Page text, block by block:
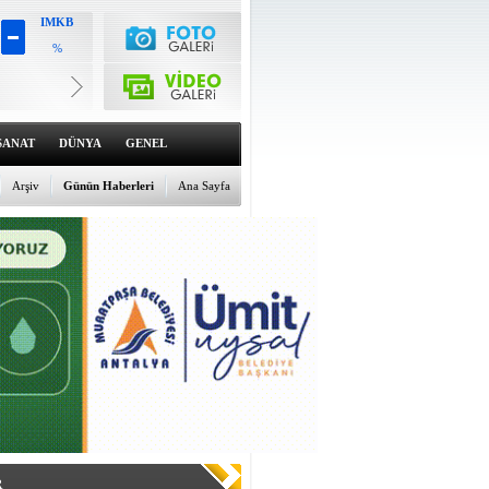
IMKB
%
6539.28
%0.73
Dolar
47.592
%0.02
Euro
55.0071
%-0.06
DÜNYA GENEL
Ana Sayfa
Günün Haberleri
Arşiv